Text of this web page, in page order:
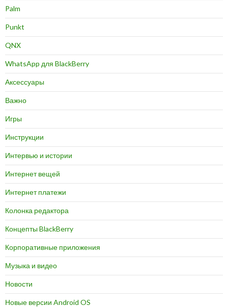
Palm
Punkt
QNX
WhatsApp для BlackBerry
Аксессуары
Важно
Игры
Инструкции
Интервью и истории
Интернет вещей
Интернет платежи
Колонка редактора
Концепты BlackBerry
Корпоративные приложения
Музыка и видео
Новости
Новые версии Android OS